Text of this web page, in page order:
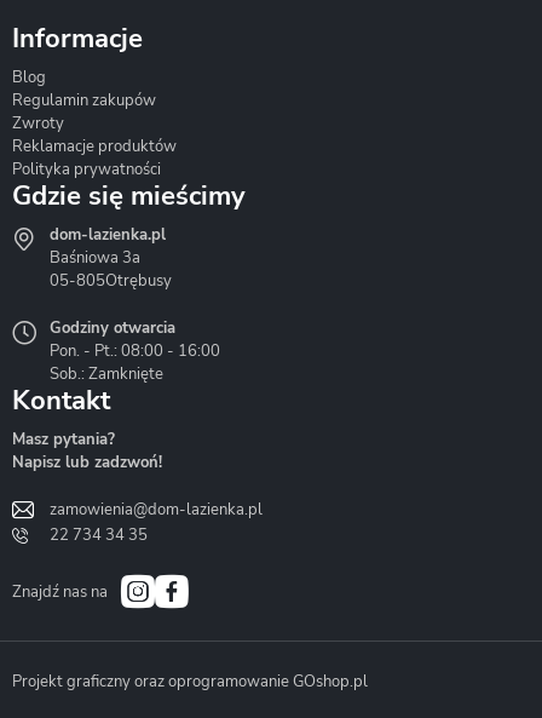
Hydrostop
Liveno
Bath&Spa
Informacje
Blog
Regulamin zakupów
Zwroty
Reklamacje produktów
Polityka prywatności
Gdzie się mieścimy
dom-lazienka.pl
Baśniowa 3a
05-805Otrębusy
Godziny otwarcia
Pon. - Pt.: 08:00 - 16:00
Sob.: Zamknięte
Kontakt
Masz pytania?
Napisz lub zadzwoń!
zamowienia@dom-lazienka.pl
22 734 34 35
Znajdź nas na
Projekt graficzny oraz oprogramowanie GOshop.pl